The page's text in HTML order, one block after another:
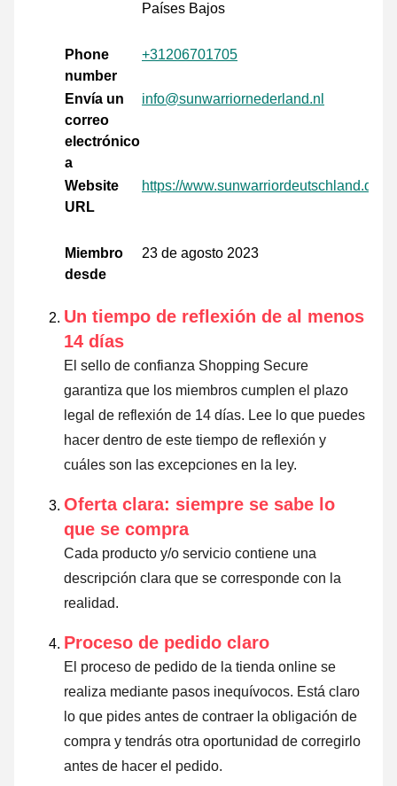
Países Bajos
Phone
number
+31206701705
Envía un
correo
electrónico
a
info@sunwarriornederland.nl
Website
URL
https://www.sunwarriordeutschland.de/
Miembro
desde
23 de agosto 2023
Un tiempo de reflexión de al menos
14 días
El sello de confianza Shopping Secure
garantiza que los miembros cumplen el plazo
legal de reflexión de 14 días. Lee lo que puedes
hacer dentro de este tiempo de reflexión y
cuáles son las excepciones en la ley.
Oferta clara: siempre se sabe lo
que se compra
Cada producto y/o servicio contiene una
descripción clara que se corresponde con la
realidad.
Proceso de pedido claro
El proceso de pedido de la tienda online se
realiza mediante pasos inequívocos. Está claro
lo que pides antes de contraer la obligación de
compra y tendrás otra oportunidad de corregirlo
antes de hacer el pedido.